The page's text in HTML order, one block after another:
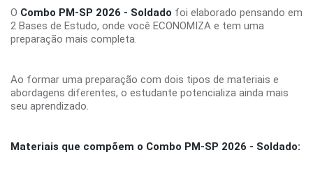
O Combo PM-SP 2026 - Soldado foi elaborado pensando em
2 Bases de Estudo, onde você ECONOMIZA e tem uma
preparação mais completa.
Ao formar uma preparação com dois tipos de materiais e
abordagens diferentes, o estudante potencializa ainda mais
seu aprendizado.
Materiais que compõem o Combo PM-SP 2026 - Soldado: